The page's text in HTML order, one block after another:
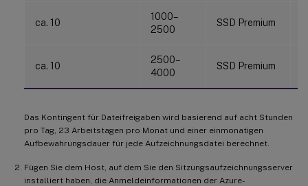
ca. 10
1000–
2500
SSD Premium
ca. 10
2500–
4000
SSD Premium
Das Kontingent für Dateifreigaben wird basierend auf acht Stunden
pro Tag, 23 Arbeitstagen pro Monat und einer einmonatigen
Aufbewahrungsdauer für jede Aufzeichnungsdatei berechnet.
Fügen Sie dem Host, auf dem Sie den Sitzungsaufzeichnungsserver
installiert haben, die Anmeldeinformationen der Azure-